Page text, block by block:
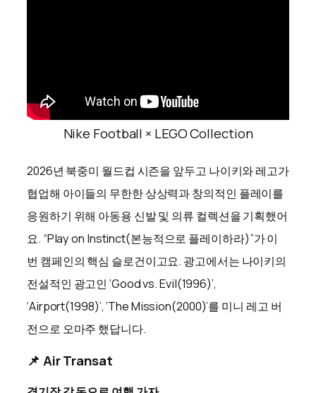
Nike Football × LEGO Collection
2026년 북중미 월드컵 시즌을 앞두고 나이키와 레고가
협업해 아이들의 무한한 상상력과 창의적인 플레이를
응원하기 위해 아동용 신발 및 의류 컬렉션을 기획했어
요. “Play on Instinct(본능적으로 플레이하라)”가 이
번 캠페인의 핵심 슬로건이고요. 광고에서는 나이키의
전설적인 광고인 ‘Good vs. Evil(1996)’,
‘Airport(1998)’, ‘The Mission(2000)’를 미니 레고 버
전으로 오마주 했답니다.
📌 Air Transat